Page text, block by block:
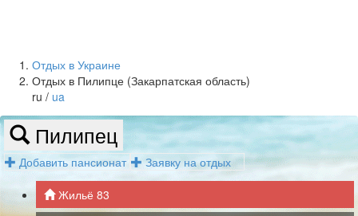
Отдых в Украине
Отдых в Пилипце (Закарпатская область)
ru / ua
Пилипец
Добавить пансионат Заявку на отдых
Жильё 83